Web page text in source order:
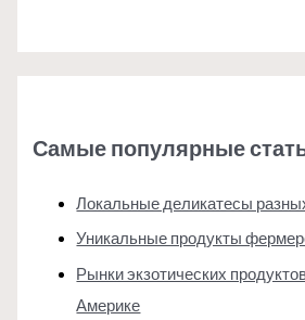
Самые популярные
Локальные деликатесы
Уникальные продукты
Рынки экзотических
Америке